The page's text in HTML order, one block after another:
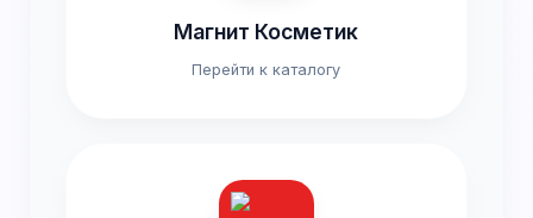
Магнит Косметик
Перейти к каталогу